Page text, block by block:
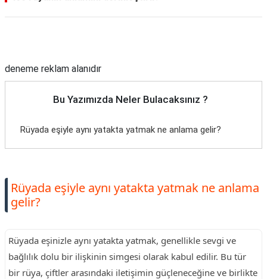
deneme reklam alanıdır
Bu Yazımızda Neler Bulacaksınız ?
Rüyada eşiyle aynı yatakta yatmak ne anlama gelir?
Rüyada eşiyle aynı yatakta yatmak ne anlama
gelir?
Rüyada eşinizle aynı yatakta yatmak, genellikle sevgi ve
bağlılık dolu bir ilişkinin simgesi olarak kabul edilir. Bu tür
bir rüya, çiftler arasındaki iletişimin güçleneceğine ve birlikte